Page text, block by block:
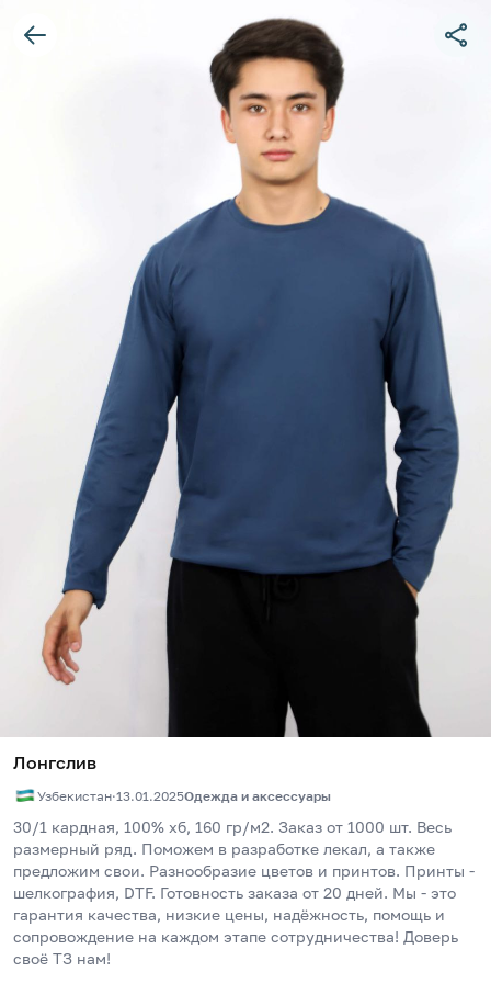
Лонгслив
Узбекистан·13.01.2025Одежда и аксессуары
30/1 кардная, 100% хб, 160 гр/м2. Заказ от 1000 шт. Весь
размерный ряд. Поможем в разработке лекал, а также
предложим свои. Разнообразие цветов и принтов. Принты -
шелкография, DTF. Готовность заказа от 20 дней. Мы - это
гарантия качества, низкие цены, надёжность, помощь и
сопровождение на каждом этапе сотрудничества! Доверь
своё ТЗ нам!